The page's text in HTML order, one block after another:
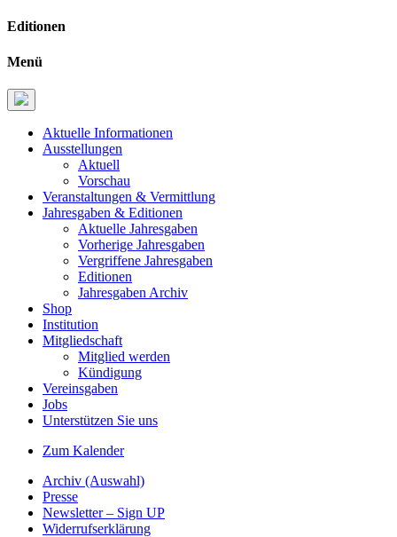
Editionen
Menü
Aktuelle Informationen
Ausstellungen
Aktuell
Vorschau
Veranstaltungen & Vermittlung
Jahresgaben & Editionen
Aktuelle Jahresgaben
Vorherige Jahresgaben
Vergriffene Jahresgaben
Editionen
Jahresgaben Archiv
Shop
Institution
Mitgliedschaft
Mitglied werden
Kündigung
Vereinsgaben
Jobs
Unterstützen Sie uns
Zum Kalender
Archiv (Auswahl)
Presse
Newsletter – Sign UP
Widerrufserklärung